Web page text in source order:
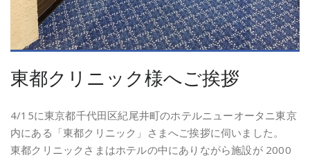
東都クリニック様へご挨拶
4/15に東京都千代田区紀尾井町のホテルニューオータニ東京
内にある「東都クリニック」さまへご挨拶に伺いました。
東都クリニックさまはホテルの中にありながら施設が 2000